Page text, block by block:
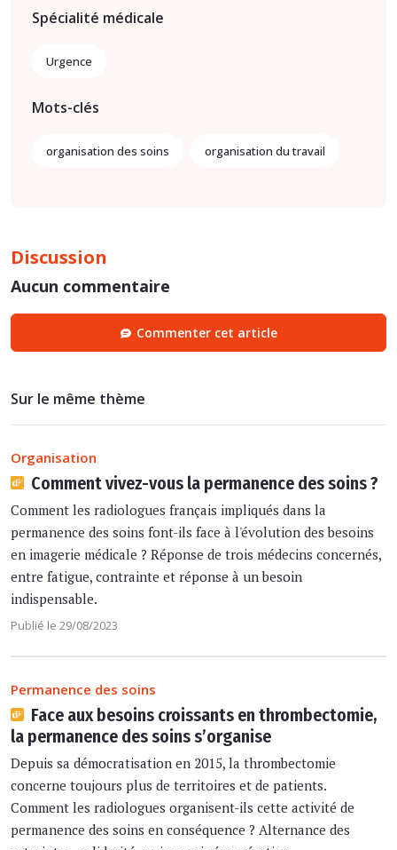
Spécialité médicale
Urgence
Mots-clés
organisation des soins organisation du travail
Discussion
Aucun commentaire
Commenter cet article
Sur le même thème
Organisation
Comment vivez-vous la permanence des soins ?
Comment les radiologues français impliqués dans la
permanence des soins font-ils face à l'évolution des besoins
en imagerie médicale ? Réponse de trois médecins concernés,
entre fatigue, contrainte et réponse à un besoin
indispensable.
Publié le 29/08/2023
Permanence des soins
Face aux besoins croissants en thrombectomie,
la permanence des soins s’organise
Depuis sa démocratisation en 2015, la thrombectomie
concerne toujours plus de territoires et de patients.
Comment les radiologues organisent-ils cette activité de
permanence des soins en conséquence ? Alternance des